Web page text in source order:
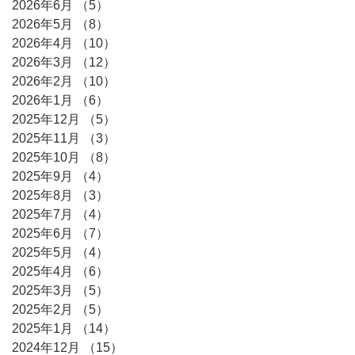
2026年6月
（5）
2026年5月
（8）
2026年4月
（10）
2026年3月
（12）
2026年2月
（10）
2026年1月
（6）
2025年12月
（5）
2025年11月
（3）
2025年10月
（8）
2025年9月
（4）
2025年8月
（3）
2025年7月
（4）
2025年6月
（7）
2025年5月
（4）
2025年4月
（6）
2025年3月
（5）
2025年2月
（5）
2025年1月
（14）
2024年12月
（15）